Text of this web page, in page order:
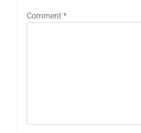
Comment *